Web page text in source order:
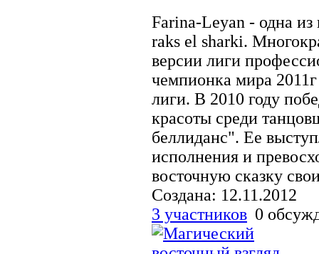
Farina-Leyan - одна из
raks el sharki.
версии лиги
чемпионка мира
лиги. В 2010 году
красоты среди
беллиданс". Ее
исполнения и
восточную сказку
Создана: 12.11.2012
3 участников 0